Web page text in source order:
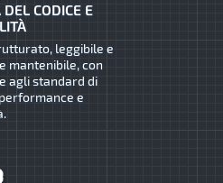
CODICE E
leggibile e
mantenibile, con
agli standard di
e